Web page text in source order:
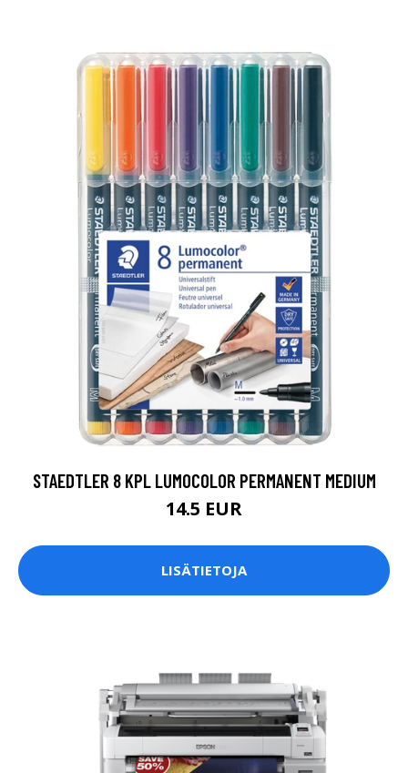
STAEDTLER 8 KPL LUMOCOLOR PERMANENT MEDIUM
14.5 EUR
LISÄTIETOJA